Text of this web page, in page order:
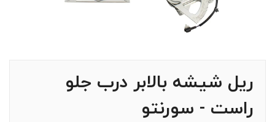
ریل شیشه بالابر درب جلو
راست - سورنتو